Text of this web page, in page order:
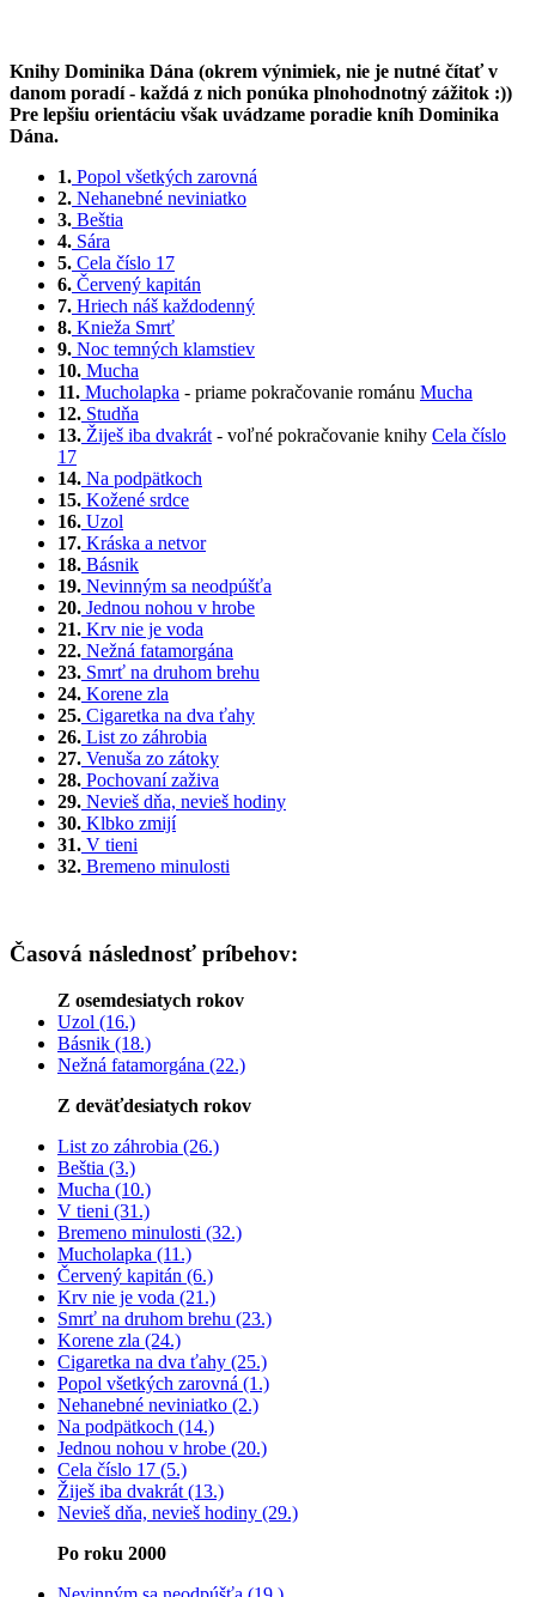
Knihy Dominika Dána (okrem výnimiek, nie je nutné čítať v
danom poradí - každá z nich ponúka plnohodnotný zážitok :))
Pre lepšiu orientáciu však uvádzame poradie kníh Dominika
Dána.
1. Popol všetkých zarovná
2. Nehanebné neviniatko
3. Beštia
4. Sára
5. Cela číslo 17
6. Červený kapitán
7. Hriech náš každodenný
8. Knieža Smrť
9. Noc temných klamstiev
10. Mucha
11. Mucholapka - priame pokračovanie románu Mucha
12. Studňa
13. Žiješ iba dvakrát - voľné pokračovanie knihy Cela číslo
17
14. Na podpätkoch
15. Kožené srdce
16. Uzol
17. Kráska a netvor
18. Básnik
19. Nevinným sa neodpúšťa
20. Jednou nohou v hrobe
21. Krv nie je voda
22. Nežná fatamorgána
23. Smrť na druhom brehu
24. Korene zla
25. Cigaretka na dva ťahy
26. List zo záhrobia
27. Venuša zo zátoky
28. Pochovaní zaživa
29. Nevieš dňa, nevieš hodiny
30. Klbko zmijí
31. V tieni
32. Bremeno minulosti
Časová následnosť príbehov:
Z osemdesiatych rokov
Uzol (16.)
Básnik (18.)
Nežná fatamorgána (22.)
Z deväťdesiatych rokov
List zo záhrobia (26.)
Beštia (3.)
Mucha (10.)
V tieni (31.)
Bremeno minulosti (32.)
Mucholapka (11.)
Červený kapitán (6.)
Krv nie je voda (21.)
Smrť na druhom brehu (23.)
Korene zla (24.)
Cigaretka na dva ťahy (25.)
Popol všetkých zarovná (1.)
Nehanebné neviniatko (2.)
Na podpätkoch (14.)
Jednou nohou v hrobe (20.)
Cela číslo 17 (5.)
Žiješ iba dvakrát (13.)
Nevieš dňa, nevieš hodiny (29.)
Po roku 2000